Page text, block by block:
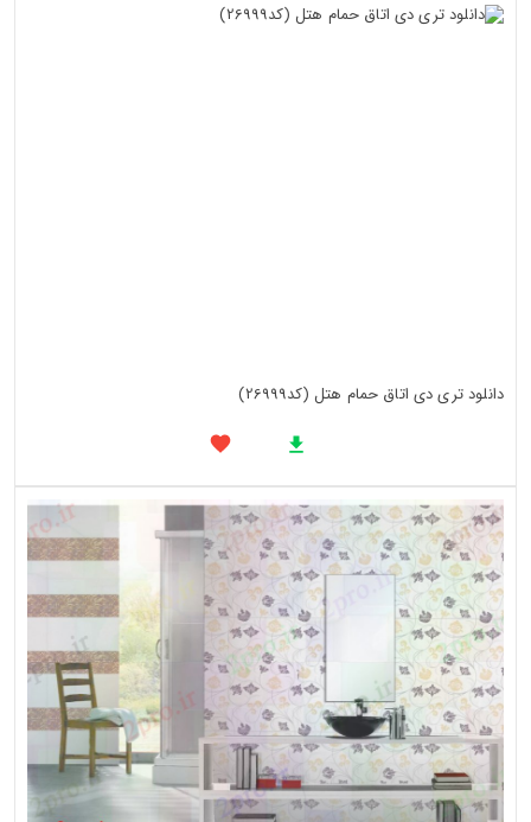
دانلود تری دی اتاق حمام هتل (کد26999)